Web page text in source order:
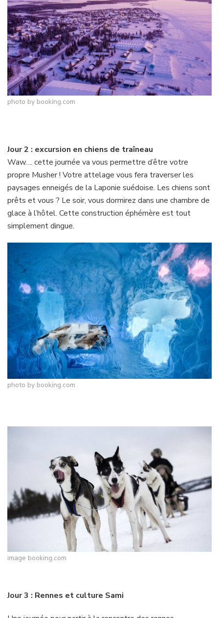
photo by booking.com
Jour 2 : excursion en chiens de traîneau
Waw…. cette journée va vous permettre d’être votre
propre Musher ! Votre attelage vous fera traverser les
paysages enneigés de la Laponie suédoise. Les chiens sont
prêts et vous ? Le soir, vous dormirez dans une chambre de
glace à l’hôtel. Cette construction éphémère est tout
simplement dingue.
photo by booking.com
image booking.com
Jour 3 : Rennes et culture Sami